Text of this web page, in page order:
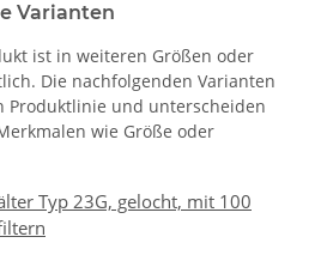
Varianten
ist in weiteren Größen oder
Die nachfolgenden Varianten
Produktlinie und unterscheiden
wie Größe oder
Typ 23G, gelocht, mit 100